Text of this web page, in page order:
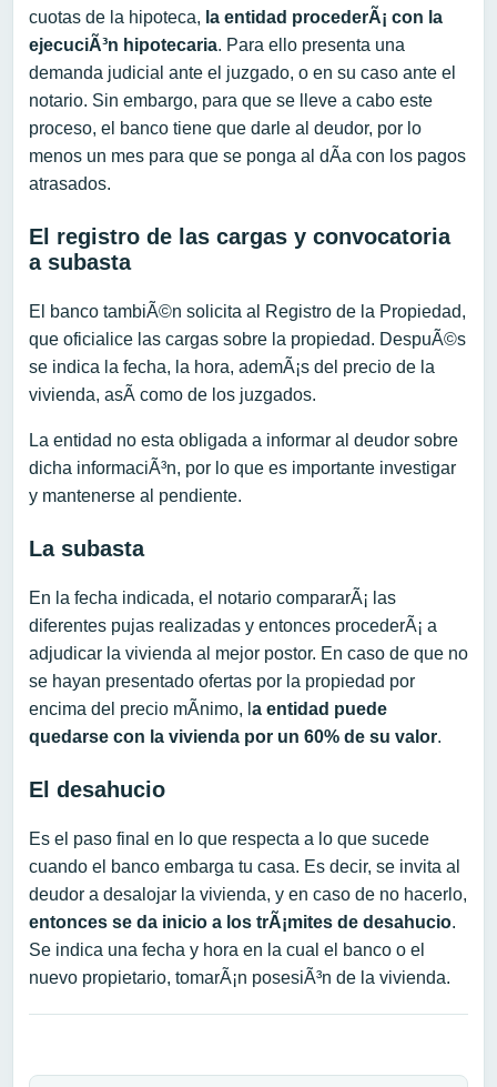
cuotas de la hipoteca, la entidad procederÃ¡ con la
ejecuciÃ³n hipotecaria. Para ello presenta una
demanda judicial ante el juzgado, o en su caso ante el
notario. Sin embargo, para que se lleve a cabo este
proceso, el banco tiene que darle al deudor, por lo
menos un mes para que se ponga al dÃ­a con los pagos
atrasados.
El registro de las cargas y convocatoria
a subasta
El banco tambiÃ©n solicita al Registro de la Propiedad,
que oficialice las cargas sobre la propiedad. DespuÃ©s
se indica la fecha, la hora, ademÃ¡s del precio de la
vivienda, asÃ­ como de los juzgados.
La entidad no esta obligada a informar al deudor sobre
dicha informaciÃ³n, por lo que es importante investigar
y mantenerse al pendiente.
La subasta
En la fecha indicada, el notario compararÃ¡ las
diferentes pujas realizadas y entonces procederÃ¡ a
adjudicar la vivienda al mejor postor. En caso de que no
se hayan presentado ofertas por la propiedad por
encima del precio mÃ­nimo, l a entidad puede
quedarse con la vivienda por un 60% de su valor.
El desahucio
Es el paso final en lo que respecta a lo que sucede
cuando el banco embarga tu casa. Es decir, se invita al
deudor a desalojar la vivienda, y en caso de no hacerlo,
entonces se da inicio a los trÃ¡mites de desahucio.
Se indica una fecha y hora en la cual el banco o el
nuevo propietario, tomarÃ¡n posesiÃ³n de la vivienda.